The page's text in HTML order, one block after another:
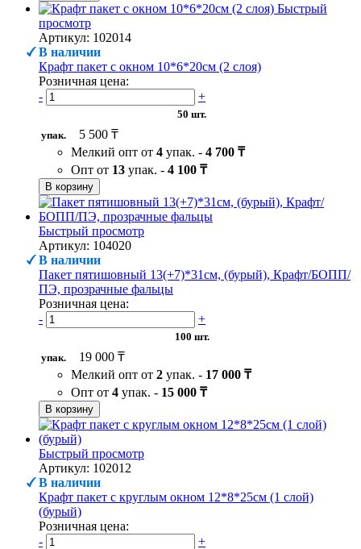
Быстрый
просмотр
Артикул: 102014
В наличии
Крафт пакет с окном 10*6*20см (2 слоя)
Розничная цена:
-
+
50 шт.
упак.
5 500 ₸
Мелкий опт от 4 упак. - 4 700 ₸
Опт от 13 упак. - 4 100 ₸
В корзину
Быстрый просмотр
Артикул: 104020
В наличии
Пакет пятишовный 13(+7)*31см, (бурый), Крафт/БОПП/
ПЭ, прозрачные фальцы
Розничная цена:
-
+
100 шт.
упак.
19 000 ₸
Мелкий опт от 2 упак. - 17 000 ₸
Опт от 4 упак. - 15 000 ₸
В корзину
Быстрый просмотр
Артикул: 102012
В наличии
Крафт пакет с круглым окном 12*8*25см (1 слой)
(бурый)
Розничная цена:
-
+